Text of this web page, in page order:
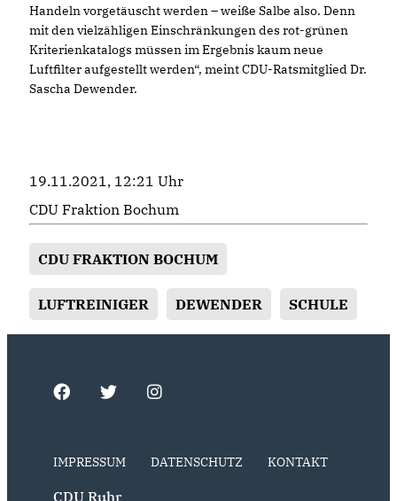
Handeln vorgetäuscht werden – weiße Salbe also. Denn
mit den vielzähligen Einschränkungen des rot-grünen
Kriterienkatalogs müssen im Ergebnis kaum neue
Luftfilter aufgestellt werden“, meint CDU-Ratsmitglied Dr.
Sascha Dewender.
19.11.2021, 12:21 Uhr
CDU Fraktion Bochum
CDU FRAKTION BOCHUM
LUFTREINIGER DEWENDER SCHULE
IMPRESSUM DATENSCHUTZ KONTAKT
CDU Ruhr